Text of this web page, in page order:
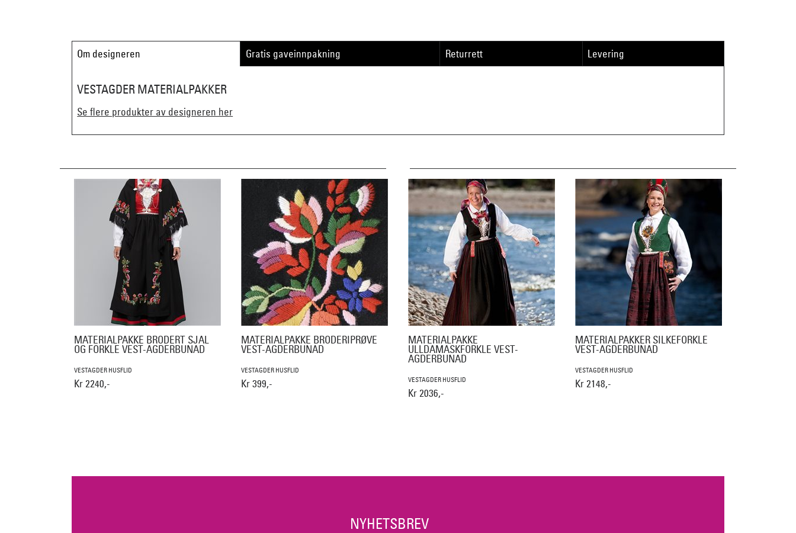
Om designeren Gratis gaveinnpakning Returrett Levering
VESTAGDER MATERIALPAKKER
Se flere produkter av designeren her
MATERIALPAKKE BRODERT SJAL
OG FORKLE VEST-AGDERBUNAD
VESTAGDER HUSFLID
Kr 2240,-
MATERIALPAKKE BRODERIPRØVE
VEST-AGDERBUNAD
VESTAGDER HUSFLID
Kr 399,-
MATERIALPAKKE
ULLDAMASKFORKLE VEST-
AGDERBUNAD
VESTAGDER HUSFLID
Kr 2036,-
MATERIALPAKKER SILKEFORKLE
VEST-AGDERBUNAD
VESTAGDER HUSFLID
Kr 2148,-
NYHETSBREV